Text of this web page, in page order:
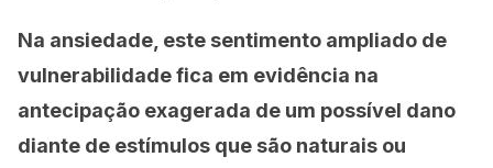
Na ansiedade, este sentimento ampliado de
vulnerabilidade fica em evidência na
antecipação exagerada de um possível dano
diante de estímulos que são naturais ou